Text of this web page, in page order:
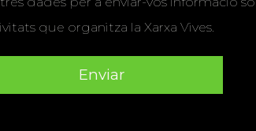
que organitza la Xarxa Vives.